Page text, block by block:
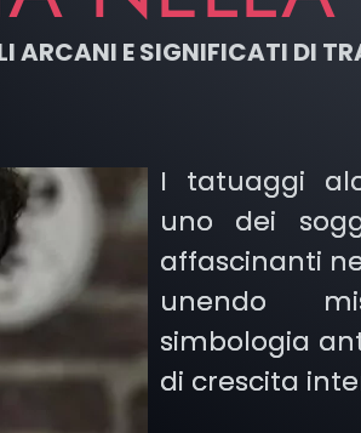
E SIGNIFICATI DI
I tatuaggi
uno dei
affascinanti
unendo
simbologia
di crescita